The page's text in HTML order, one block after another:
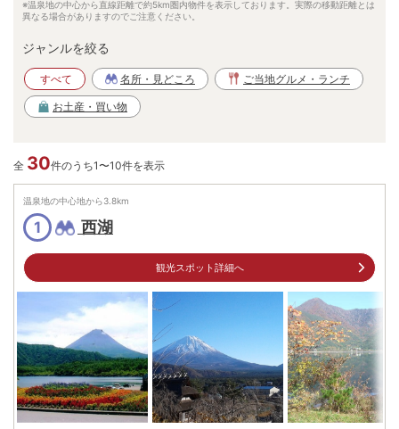
※温泉地の中心から直線距離で約5km圏内物件を表示しております。実際の移動距離とは
異なる場合がありますのでご注意ください。
ジャンルを絞る
すべて 名所・見どころ ご当地グルメ・ランチ
お土産・買い物
全 30件のうち1〜10件を表示
温泉地の中心地から3.8km
1 西湖
観光スポット詳細へ